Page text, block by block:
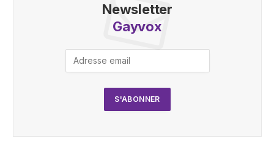
Newsletter
Gayvox